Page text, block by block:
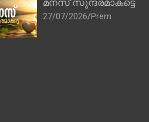
മനസ് സുന്ദരമാകട്ടെ
27/07/2026 Prem